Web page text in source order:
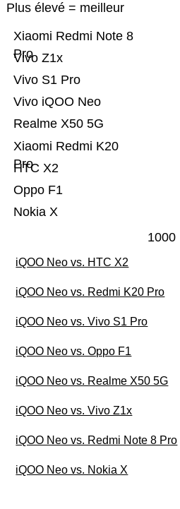
Plus élevé = meilleur
Nokia X
Oppo F1
HTC X2
Xiaomi Redmi K20
Pro
Realme X50 5G
Vivo iQOO Neo
Vivo S1 Pro
Vivo Z1x
Xiaomi Redmi Note 8
Pro
1000
iQOO Neo vs. HTC X2
iQOO Neo vs. Redmi K20 Pro
iQOO Neo vs. Vivo S1 Pro
iQOO Neo vs. Oppo F1
iQOO Neo vs. Realme X50 5G
iQOO Neo vs. Vivo Z1x
iQOO Neo vs. Redmi Note 8 Pro
iQOO Neo vs. Nokia X